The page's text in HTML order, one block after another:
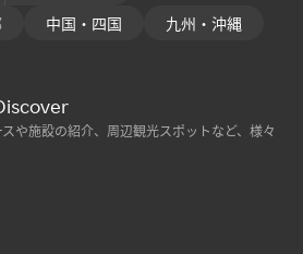
中国・四国 九州・沖縄
や施設の紹介、周辺観光スポットなど、様々